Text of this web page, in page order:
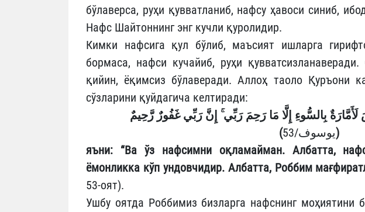
бўлаверса, руҳи қувватланиб, нафсу ҳавоси синиб,
Нафс Шайтоннинг энг кучли қуролидир.
Кимки нафсига қул бўлиб, маъсият ишларга
бормаса, нафси кучайиб, руҳи
қийин, ёқимсиз бўлаверади. Аллоҳ таоло Қуръони
сўзларини қуйдагича келтиради:
بِالسُّوءِ إِلَّا مَا رَحِمَ رَبِّي ۚ إِنَّ رَبِّي غَفُورٌ رَّحِيمٌ
(
يوسوف/53)
яъни: “Ва ўз нафсимни оқламайман. Албатта,
ёмонликка кўп ундовчидир. Албатта, Роббим
53-оят).
Ушбу оятда Роббимиз бизларга нафснинг моҳиятини